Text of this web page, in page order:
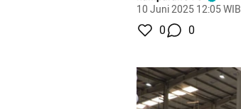
10 Juni 2025 12:05 WIB
0 0